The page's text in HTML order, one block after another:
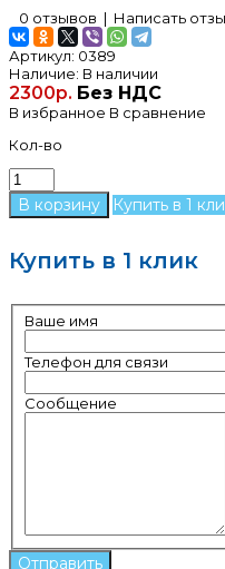
0 отзывов | Написать
Артикул: 0389
Наличие: В наличии
2300р. Без НДС
В избранное В сравнение
Кол-во
Купить в 1
Купить в 1 клик
Ваше имя
Телефон для связи
Сообщение